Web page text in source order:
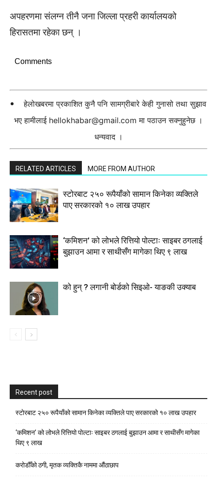
अपहरणमा संलग्न तीनै जना जिल्ला प्रहरी कार्यालयको
हिरासतमा रहेका छन् ।
Comments
हेलोखबरमा प्रकाशित कुनै पनि सामग्रीबारे केही गुनासो तथा सुझाव
भए हामीलाई hellokhabar@gmail.com मा पठाउन सक्नुहुनेछ ।
धन्यवाद ।
RELATED ARTICLES MORE FROM AUTHOR
स्टाेरबाट २५० रूपैयाँको सामान किनेका व्यक्तिले
पाए सरकारको १० लाख उपहार
‘कमिशन’ को लोभले रित्तियो पोल्टाः साइबर ठगलाई
बुझाउन आमा र साथीसँग मागेका थिए ९ लाख
को हुन् ? लगानी बोर्डको सिइओ- याङकी उक्याब
Recent post
स्टाेरबाट २५० रूपैयाँको सामान किनेका व्यक्तिले पाए सरकारको १० लाख उपहार
‘कमिशन’ को लोभले रित्तियो पोल्टाः साइबर ठगलाई बुझाउन आमा र साथीसँग मागेका
थिए ९ लाख
करोडौँको ठगी, मृतक व्यक्तिकै नाममा औंठाछाप